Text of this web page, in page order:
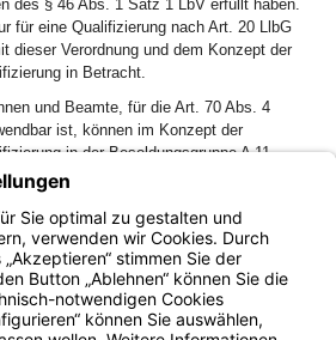
des § 46 Abs. 1 Satz 1 LbV erfüllt haben.
für eine Qualifizierung nach Art. 20 LlbG
dieser Verordnung und dem Konzept der
in Betracht.
und Beamte, für die Art. 70 Abs. 4
ist, können im Konzept der
in der Besoldungsgruppe A 11
Art. 20 Abs. 2 Sätze 6 und 7 LlbG
die Voraussetzung für eine Beförderung
A 12 oder A 13 sind.